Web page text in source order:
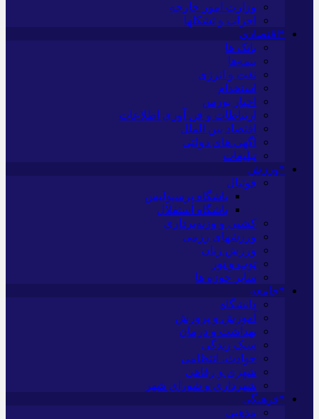
وزارت امور خارجه
احزاب و تشکلها
*اقتصادی
بانک ها
بیمه‌ها
نفت و انرژی
استخدام
اخبار بورس
ارتباطات و فن آوری اطلاعات
اقتصاد بین الملل
آگهی های دولتی
تبلیغات
*ورزش
فوتبال
باشگاه پرسپولیس
باشگاه استقلال
کشتی و وزنه‌برداری
ورزشهای رزمی
ورزش زنان
توپ و تور
سایر حوزه ها
*جامعه
دانشگاه
آموزش و پرورش
بهداشت و درمان
سبک زندگی
حوادث، انتظامی
شهری و رفاهی
شهرداری و شورای شهر
*فرهنگی
مذهبی